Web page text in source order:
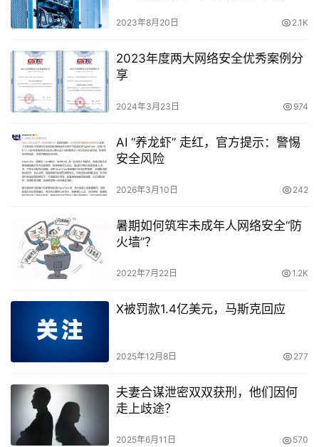
2023年8月20日 2.1K
2023年度两大网络安全优秀案例分
享
2024年3月23日 974
AI “养龙虾” 走红，官方提示：警惕
安全风险
2026年3月10日 242
暑期如何筑牢未成年人网络安全“防
火墙”？
2022年7月22日 1.2K
X被罚款1.4亿美元，马斯克回应
2025年12月8日 277
夫妻合谋泄密双双获刑，他们因何
走上歧途？
2025年6月11日 570